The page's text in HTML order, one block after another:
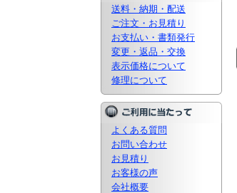
送料・納期・配送
ご注文・お見積り
お支払い・書類発行
変更・返品・交換
表示価格について
修理について
よくある質問
お問い合わせ
お見積り
お客様の声
会社概要